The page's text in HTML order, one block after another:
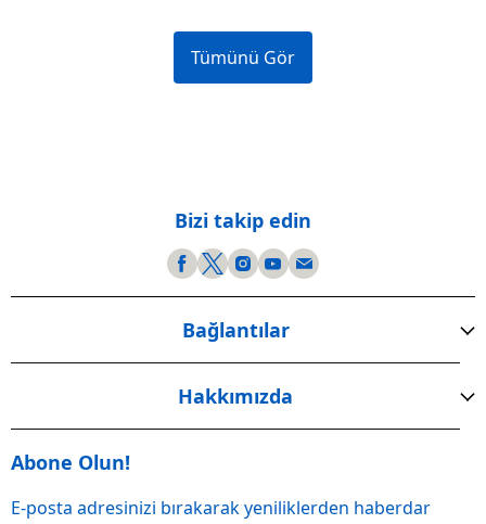
Tümünü Gör
Bizi takip edin
Bağlantılar
Hakkımızda
Abone Olun!
E-posta adresinizi bırakarak yeniliklerden haberdar